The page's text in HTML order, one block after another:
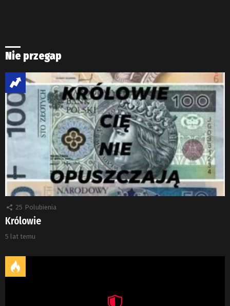
Nie przegap
25 Polubienia
Królowie
5 lat temu